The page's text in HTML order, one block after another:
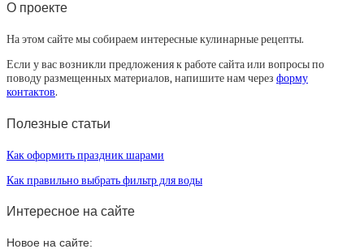
О проекте
На этом сайте мы собираем интересные кулинарные рецепты.
Если у вас возникли предложения к работе сайта или вопросы по
поводу размещенных материалов, напишите нам через форму
контактов.
Полезные статьи
Как оформить праздник шарами
Как правильно выбрать фильтр для воды
Интересное на сайте
Новое на сайте: